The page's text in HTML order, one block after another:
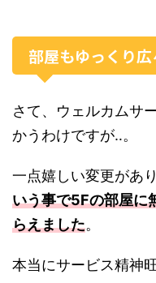
部屋もゆっくり広
さて、ウェルカムサ
かうわけですが‥。
一点嬉しい変更があ
いう事で5Fの部屋に
らえました。
本当にサービス精神